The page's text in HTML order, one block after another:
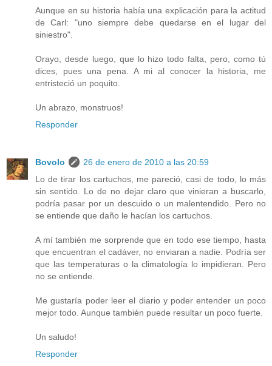
Aunque en su historia había una explicación para la actitud
de Carl: "uno siempre debe quedarse en el lugar del
siniestro".
Orayo, desde luego, que lo hizo todo falta, pero, como tú
dices, pues una pena. A mi al conocer la historia, me
entristeció un poquito.
Un abrazo, monstruos!
Responder
Bovolo
26 de enero de 2010 a las 20:59
Lo de tirar los cartuchos, me pareció, casi de todo, lo más
sin sentido. Lo de no dejar claro que vinieran a buscarlo,
podría pasar por un descuido o un malentendido. Pero no
se entiende que daño le hacían los cartuchos.
A mí también me sorprende que en todo ese tiempo, hasta
que encuentran el cadáver, no enviaran a nadie. Podría ser
que las temperaturas o la climatología lo impidieran. Pero
no se entiende.
Me gustaría poder leer el diario y poder entender un poco
mejor todo. Aunque también puede resultar un poco fuerte.
Un saludo!
Responder